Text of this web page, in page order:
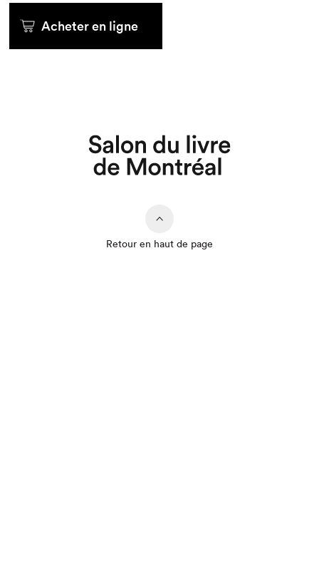
Acheter en ligne
Retour en haut de page